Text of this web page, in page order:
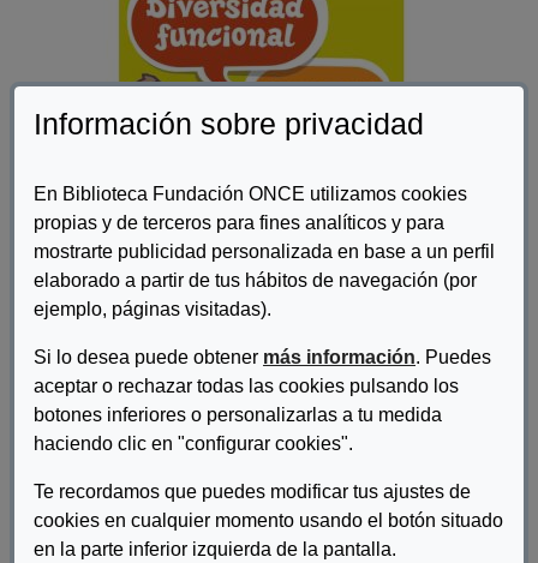
Información sobre privacidad
En Biblioteca Fundación ONCE utilizamos cookies
propias y de terceros para fines analíticos y para
mostrarte publicidad personalizada en base a un perfil
elaborado a partir de tus hábitos de navegación (por
ejemplo, páginas visitadas).
Si lo desea puede obtener más información. Puedes
aceptar o rechazar todas las cookies pulsando los
botones inferiores o personalizarlas a tu medida
haciendo clic en "configurar cookies".
Te recordamos que puedes modificar tus ajustes de
cookies en cualquier momento usando el botón situado
en la parte inferior izquierda de la pantalla.
Fundación edex
Descripcion:
Consideramos en desventaja a las mujeres y a los hombres que
caminan, piensan, escuchan y ven el mundo de una manera